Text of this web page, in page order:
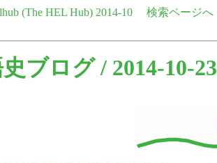
(The HEL Hub) 2014-10 検索ページへ
ブログ/ 2014-10-23